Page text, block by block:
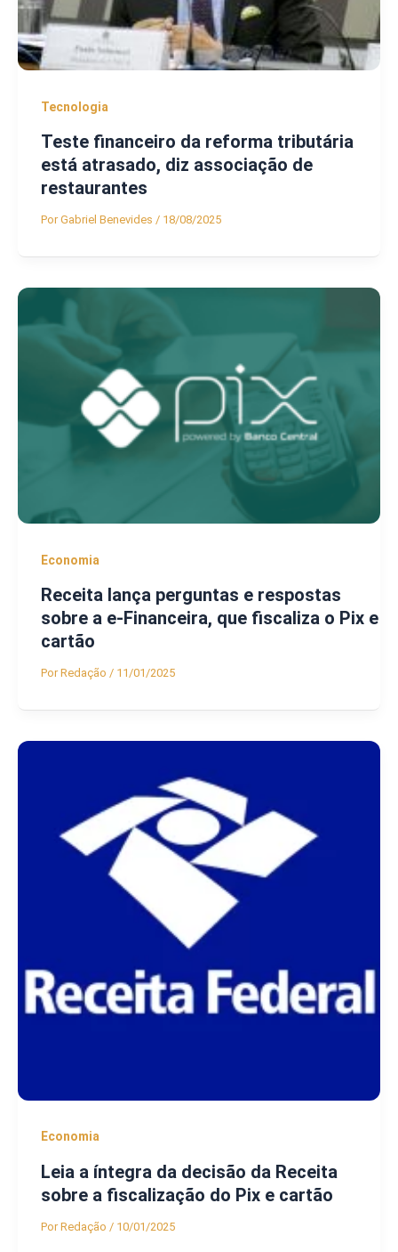
Tecnologia
Teste financeiro da reforma tributária
está atrasado, diz associação de
restaurantes
PorGabriel Benevides / 18/08/2025
Economia
Receita lança perguntas e respostas
sobre a e-Financeira, que fiscaliza o Pix e
cartão
PorRedação / 11/01/2025
Economia
Leia a íntegra da decisão da Receita
sobre a fiscalização do Pix e cartão
PorRedação / 10/01/2025